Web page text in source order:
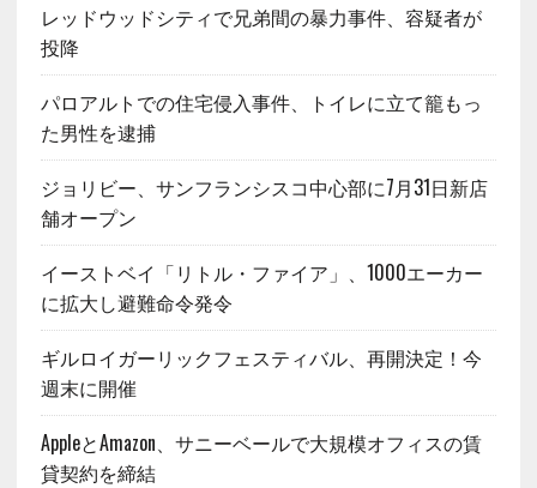
レッドウッドシティで兄弟間の暴力事件、容疑者が
投降
パロアルトでの住宅侵入事件、トイレに立て籠もっ
た男性を逮捕
ジョリビー、サンフランシスコ中心部に7月31日新店
舗オープン
イーストベイ「リトル・ファイア」、1000エーカー
に拡大し避難命令発令
ギルロイガーリックフェスティバル、再開決定！今
週末に開催
AppleとAmazon、サニーベールで大規模オフィスの賃
貸契約を締結